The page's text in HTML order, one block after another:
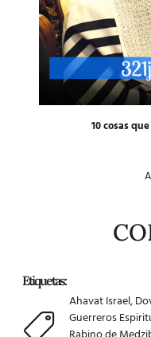
10 cosas
Etiquetas:
Ahavat Israel,
Guerreros